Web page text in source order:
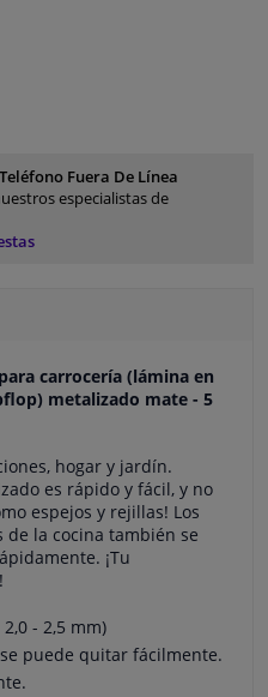
Teléfono Fuera De Línea
especialistas de
carrocería (lámina en
metalizado mate - 5
hogar y jardín.
es rápido y fácil, y no
espejos y rejillas! Los
la cocina también se
¡Tu
- 2,5 mm)
puede quitar fácilmente.